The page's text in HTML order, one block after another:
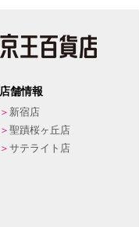
店舗情報
新宿店
聖蹟桜ヶ丘店
サテライト店